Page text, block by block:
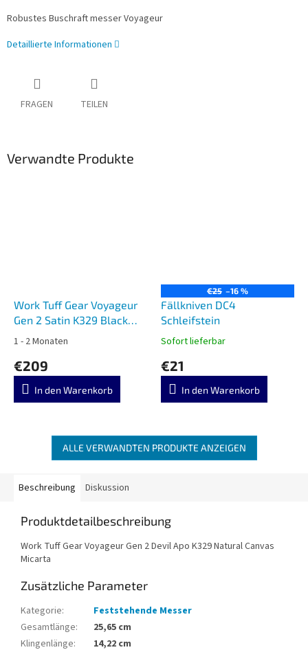
Robustes Buschraft messer Voyageur
Detaillierte Informationen
FRAGEN TEILEN
Verwandte Produkte
Work Tuff Gear Voyageur
Gen 2 Satin K329 Black
1 - 2 Monaten
€209
In den Warenkorb
€25 –16 %
Fällkniven DC4
Schleifstein
Sofort lieferbar
€21
In den Warenkorb
ALLE VERWANDTEN PRODUKTE ANZEIGEN
Beschreibung Diskussion
Produktdetailbeschreibung
Work Tuff Gear Voyageur Gen 2 Devil Apo K329 Natural Canvas
Micarta
Zusätzliche Parameter
Kategorie:
Feststehende Messer
Gesamtlänge:
25,65 cm
Klingenlänge:
14,22 cm